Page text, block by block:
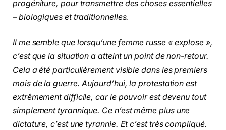
progéniture, pour transmettre des choses essentielles
– biologiques et traditionnelles.
Il me semble que lorsqu’une femme russe « explose »,
c’est que la situation a atteint un point de non-retour.
Cela a été particulièrement visible dans les premiers
mois de la guerre. Aujourd’hui, la protestation est
extrêmement difficile, car le pouvoir est devenu tout
simplement tyrannique. Ce n’est même plus une
dictature, c’est une tyrannie. Et c’est très compliqué.